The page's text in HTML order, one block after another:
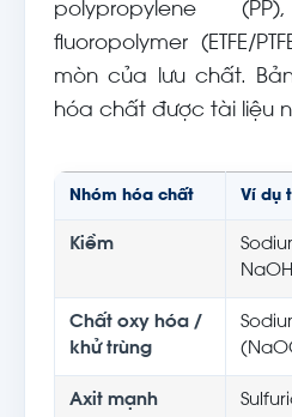
polypropylene
fluoropolymer (ETFE/
mòn của lưu chất.
hóa chất được tài liệu
Nhóm hóa chất Ví dụ
Kiềm
Chất oxy hóa /
khử trùng
Axit mạnh